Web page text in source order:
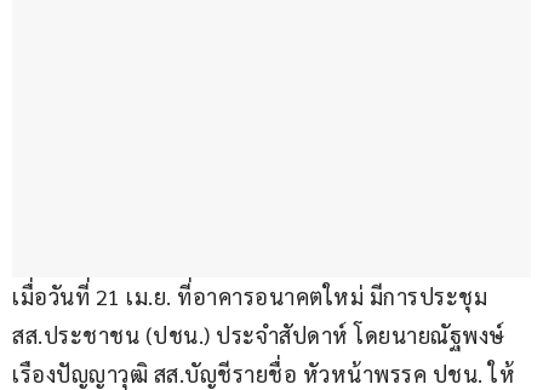
เมื่อวันที่ 21 เม.ย. ที่อาคารอนาคตใหม่ มีการประชุม
สส.ประชาชน (ปชน.) ประจำสัปดาห์ โดยนายณัฐพงษ์
เรืองปัญญาวุฒิ สส.บัญชีรายชื่อ หัวหน้าพรรค ปชน. ให้